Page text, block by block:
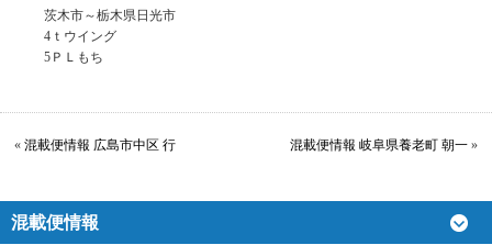
茨木市～栃木県日光市
4ｔウイング
5ＰＬもち
« 混載便情報 広島市中区 行 混載便情報 岐阜県養老町 朝一 »
混載便情報